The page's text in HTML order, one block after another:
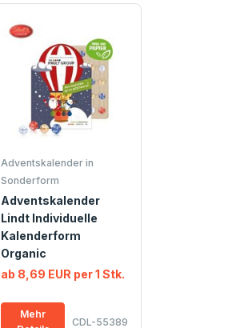
Adventskalender in
Sonderform
Adventskalender
Lindt Individuelle
Kalenderform
Organic
ab 8,69 EUR per 1 Stk.
Mehr
CDL-55389